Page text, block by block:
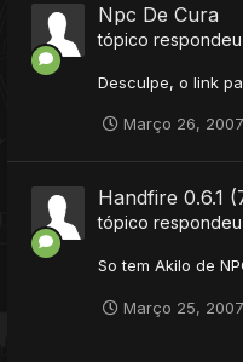
Npc De Cura
tópico
Desculpe, o link
Março 26, 2007
Handfire 0.6.1
tópico
So tem Akilo de
Março 25, 2007